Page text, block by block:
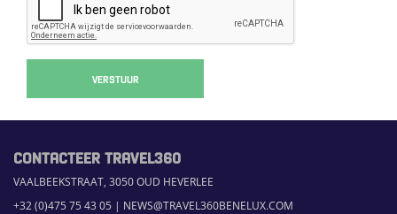
VERSTUUR
CONTACTEER TRAVEL360
VAALBEEKSTRAAT, 3050 OUD HEVERLEE
+32 (0)475 75 43 05 | NEWS@TRAVEL360BENELUX.COM